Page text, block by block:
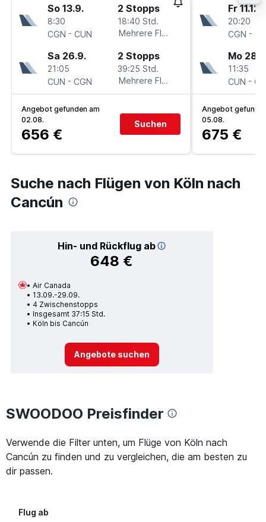
So 13.9.
8:30
CGN - CUN
2 Stopps
18:40 Std.
Mehrere Fluglinien
Sa 26.9.
21:05
CUN - CGN
2 Stopps
39:25 Std.
Mehrere Fluglinien
Angebot gefunden am
02.08.
656 €
Suchen
Fr 11.12.
20:20
CGN -
Mo
11:35
CUN -
Angebot
05.08.
675 €
Suche nach Flügen von Köln nach
Cancún
Hin- und Rückflug ab
648 €
Air Canada
13.09.-29.09.
4 Zwischenstopps
Insgesamt 37:15 Std.
Köln bis Cancún
Angebote suchen
SWOODOO Preisfinder
Verwende die Filter unten, um Flüge von Köln nach
Cancún zu finden und zu vergleichen, die am besten zu
dir passen.
Flug ab